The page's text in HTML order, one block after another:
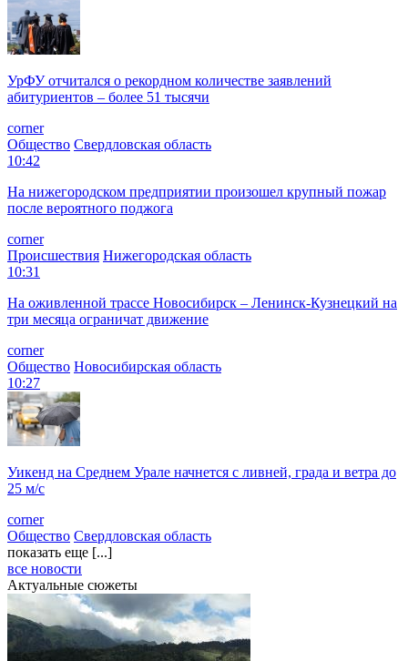
УрФУ отчитался о рекордном количестве заявлений
абитуриентов – более 51 тысячи
corner
Общество Свердловская область
10:42
На нижегородском предприятии произошел крупный пожар
после вероятного поджога
corner
Происшествия Нижегородская область
10:31
На оживленной трассе Новосибирск – Ленинск-Кузнецкий на
три месяца ограничат движение
corner
Общество Новосибирская область
10:27
Уикенд на Среднем Урале начнется с ливней, града и ветра до
25 м/с
corner
Общество Свердловская область
показать еще [...]
все новости
Актуальные сюжеты